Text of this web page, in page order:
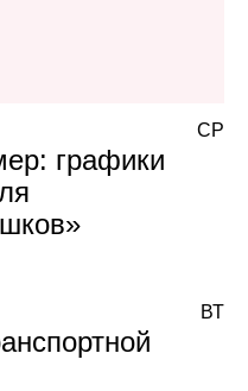
графики
СР
ВТ